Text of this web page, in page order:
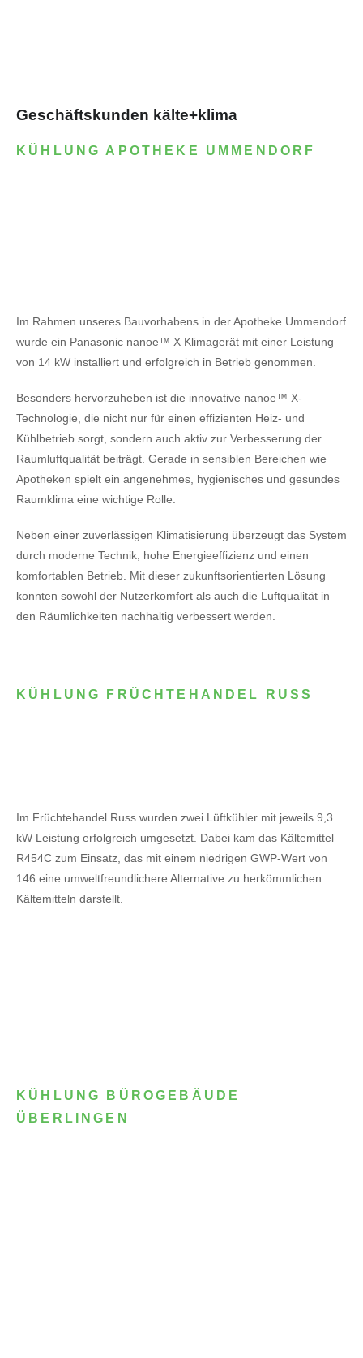
Geschäftskunden kälte+klima
KÜHLUNG APOTHEKE UMMENDORF
Im Rahmen unseres Bauvorhabens in der Apotheke Ummendorf
wurde ein Panasonic nanoe™ X Klimagerät mit einer Leistung
von 14 kW installiert und erfolgreich in Betrieb genommen.
Besonders hervorzuheben ist die innovative nanoe™ X-
Technologie, die nicht nur für einen effizienten Heiz- und
Kühlbetrieb sorgt, sondern auch aktiv zur Verbesserung der
Raumluftqualität beiträgt. Gerade in sensiblen Bereichen wie
Apotheken spielt ein angenehmes, hygienisches und gesundes
Raumklima eine wichtige Rolle.
Neben einer zuverlässigen Klimatisierung überzeugt das System
durch moderne Technik, hohe Energieeffizienz und einen
komfortablen Betrieb. Mit dieser zukunftsorientierten Lösung
konnten sowohl der Nutzerkomfort als auch die Luftqualität in
den Räumlichkeiten nachhaltig verbessert werden.
KÜHLUNG FRÜCHTEHANDEL RUSS
Im Früchtehandel Russ wurden zwei Lüftkühler mit jeweils 9,3
kW Leistung erfolgreich umgesetzt. Dabei kam das Kältemittel
R454C zum Einsatz, das mit einem niedrigen GWP-Wert von
146 eine umweltfreundlichere Alternative zu herkömmlichen
Kältemitteln darstellt.
KÜHLUNG BÜROGEBÄUDE
ÜBERLINGEN